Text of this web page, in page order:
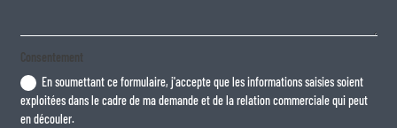
Consentement
En soumettant ce formulaire, j'accepte que les informations saisies soient
exploitées dans le cadre de ma demande et de la relation commerciale qui peut
en découler.